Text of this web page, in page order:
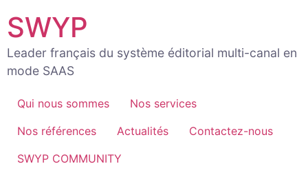
au
contenu
SWYP
Leader français du système éditorial multi-canal en
mode SAAS
Qui nous sommes
Nos services
Nos références
Actualités
Contactez-nous
SWYP COMMUNITY